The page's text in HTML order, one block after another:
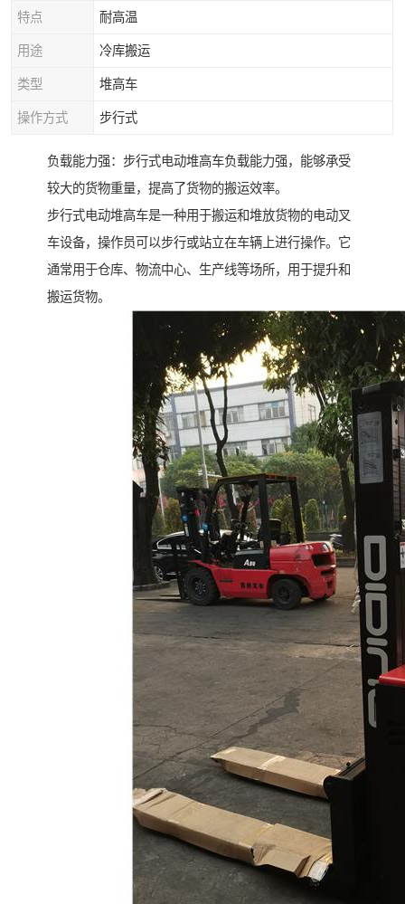
特点 耐高温
用途 冷库搬运
类型 堆高车
操作方式 步行式
负载能力强：步行式电动堆高车负载能力强，能够承受
较大的货物重量，提高了货物的搬运效率。
步行式电动堆高车是一种用于搬运和堆放货物的电动叉
车设备，操作员可以步行或站立在车辆上进行操作。它
通常用于仓库、物流中心、生产线等场所，用于提升和
搬运货物。